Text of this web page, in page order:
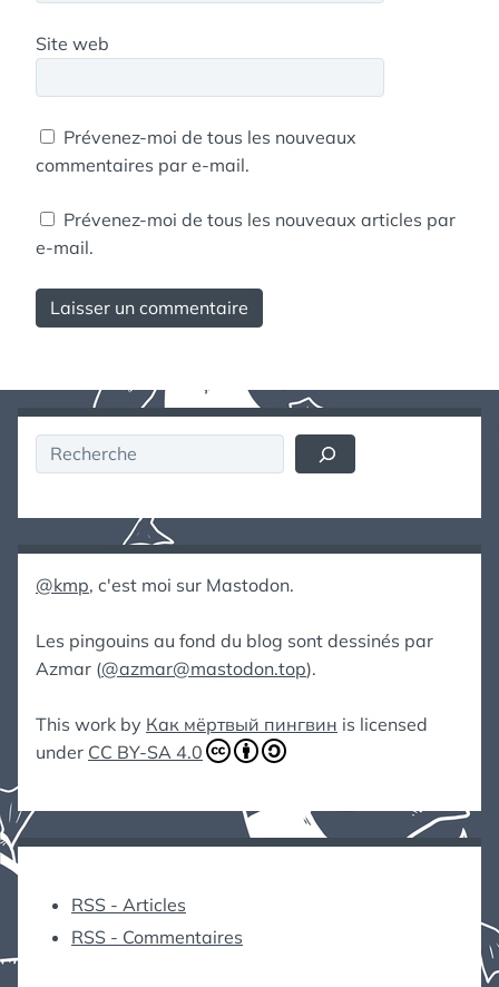
Site web
Prévenez-moi de tous les nouveaux
commentaires par e-mail.
Prévenez-moi de tous les nouveaux articles par
e-mail.
Rechercher
@kmp, c'est moi sur Mastodon.
Les pingouins au fond du blog sont dessinés par
Azmar (@azmar@mastodon.top).
This work by Как мёртвый пингвин is licensed
under CC BY-SA 4.0
RSS - Articles
RSS - Commentaires